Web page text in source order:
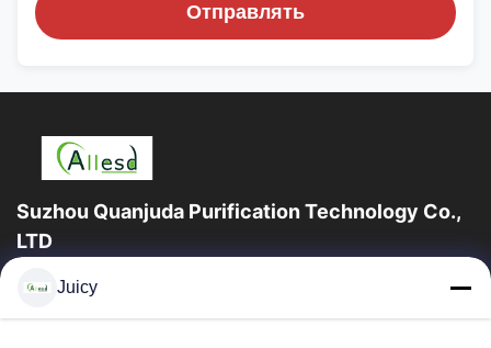
Отправлять
Suzhou Quanjuda Purification Technology Co.,
LTD
опыт 16years, как ведущие изготовитель и экспортер ESD &
Juicy